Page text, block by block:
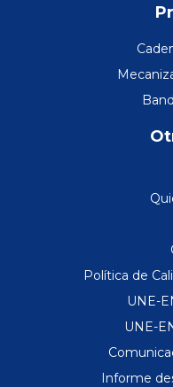
Política de
UNE-
UNE-
Informe